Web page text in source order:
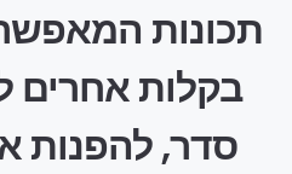
תכונות
בקלות אחרים
סדר, להפנות